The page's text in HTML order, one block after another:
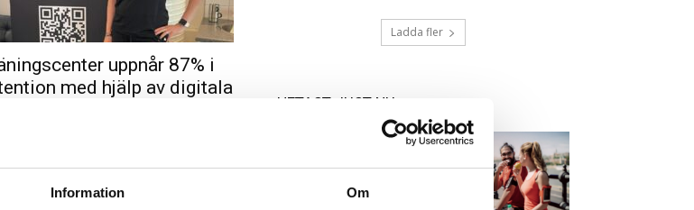
Information Om
uppnår 87% i
med hjälp av digitala
Ändå uppvisar företaget en
Ladda fler
HETAST JUST NU